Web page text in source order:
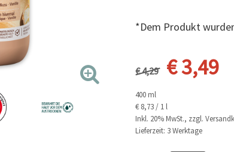
*Dem Produkt
Vorheriger Preis
€ 4,29 € 3,49
400 ml
€ 8,73 / 1 l
Inkl. 20% MwSt., zzgl.
Lieferzeit: 3 Werktage